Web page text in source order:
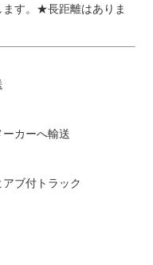
ます。★長距離はありま
カーへ輸送
ブ付トラック